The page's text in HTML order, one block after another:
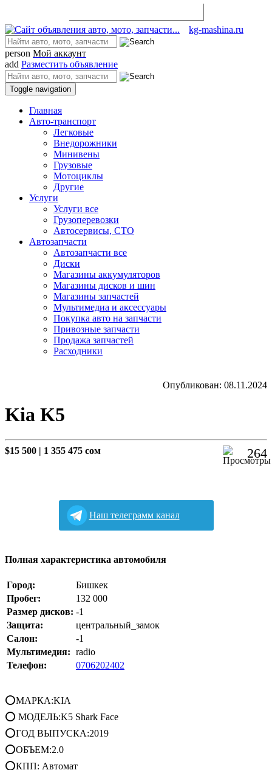
kg-mashina.ru
person Мой аккаунт
add Разместить объявление
Toggle navigation
Главная
Авто-транспорт
Легковые
Внедорожники
Минивены
Грузовые
Мотоциклы
Другие
Услуги
Услуги все
Грузоперевозки
Автосервисы, СТО
Автозапчасти
Автозапчасти все
Диски
Магазины аккумуляторов
Магазины дисков и шин
Магазины запчастей
Мультимедиа и аксессуары
Покупка авто на запчасти
Привозные запчасти
Продажа запчастей
Расходники
Опубликован: 08.11.2024
Kia K5
$15 500 | 1 355 475 сом 264
Наш телеграмм канал
Полная характеристика автомобиля
Город:
Бишкек
Пробег:
132 000
Размер дисков: -1
Защита:
центральный_замок
Салон:
-1
Мультимедия: radio
Телефон:
0706202402
⭕МАРКА:KIA
⭕ МОДЕЛЬ:K5 Shark Face
⭕ГОД ВЫПУСКА:2019
⭕ОБЪЕМ:2.0
⭕КПП: Автомат